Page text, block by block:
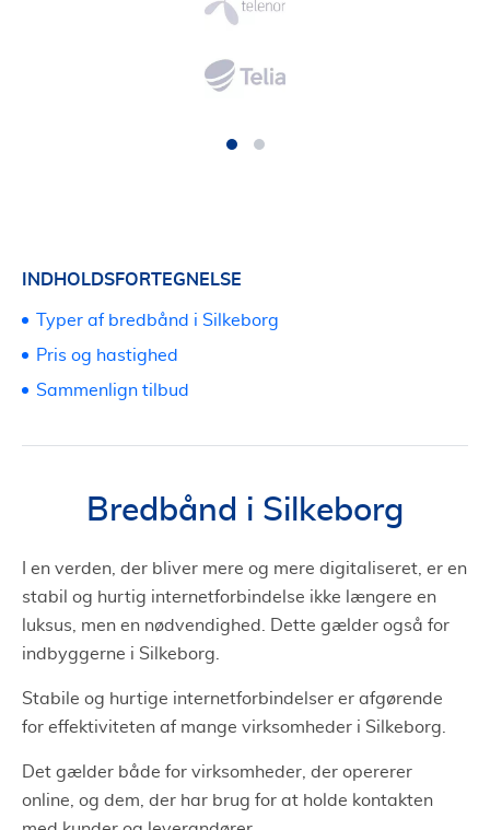
Bredbånd i Silkeborg
I en verden, der bliver mere og mere digitaliseret, er en
stabil og hurtig internetforbindelse ikke længere en
luksus, men en nødvendighed. Dette gælder også for
indbyggerne i Silkeborg.
Stabile og hurtige internetforbindelser er afgørende
for effektiviteten af mange virksomheder i Silkeborg.
Det gælder både for virksomheder, der opererer
online, og dem, der har brug for at holde kontakten
INDHOLDSFORTEGNELSE
Typer af bredbånd i Silkeborg
Pris og hastighed
Sammenlign tilbud